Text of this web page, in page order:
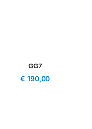
GG7
€ 190,00